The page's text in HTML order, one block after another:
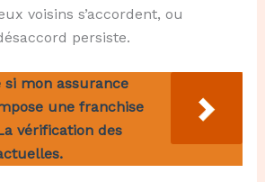
voisins s’accordent, ou
persiste.
si mon assurance
une franchise
vérification des